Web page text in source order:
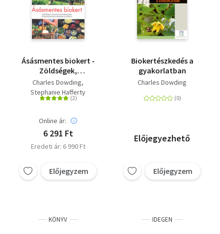
Történelem
Vallás
Ásásmentes biokert -
Zöldségek,
gyümölcsök
termesztése és
felhasználása
Charles Dowding
Stephanie Hafferty
Online ár:
6 291 Ft
Eredeti ár: 6 990 Ft
Előjegyzem
Biokertészkedés a
gyakorlatban
Charles Dowding
Előjegyezhető
Előjegyzem
KÖNYV IDEGEN